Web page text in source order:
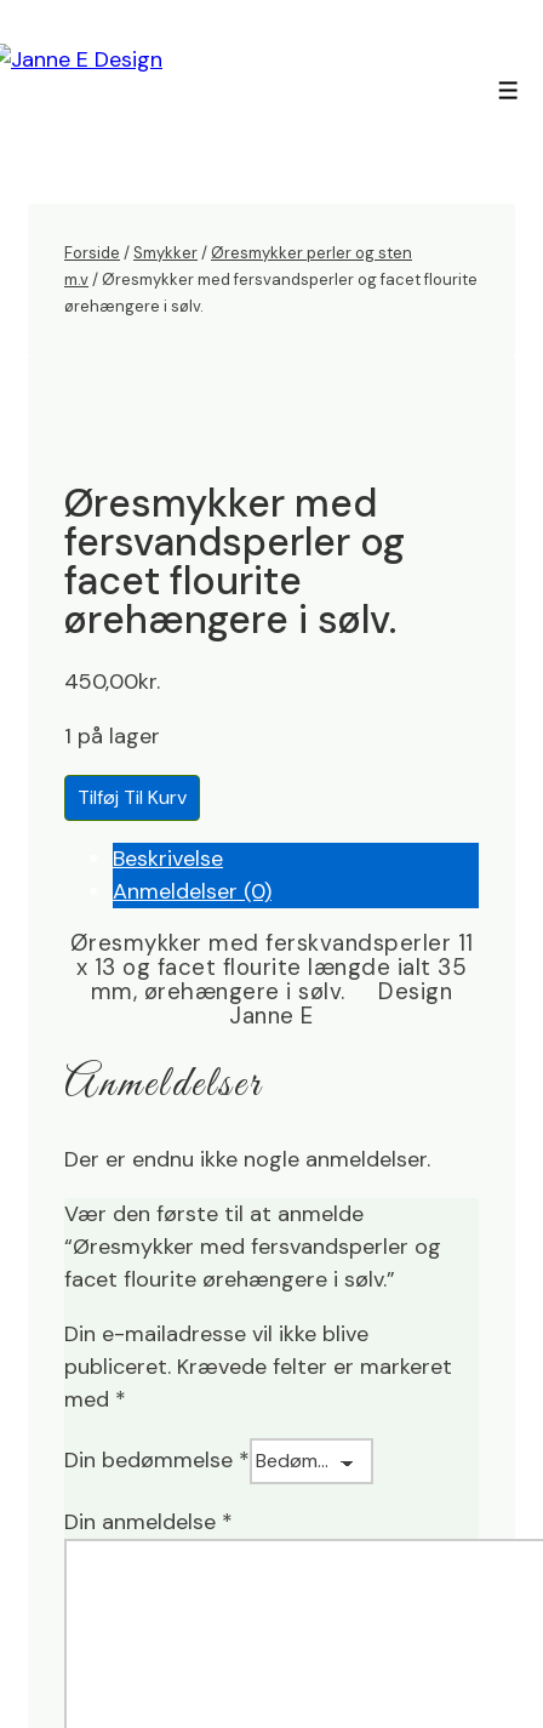
Hop
Forside / Smykker/ Øresmykker perler og sten
m.v/ Øresmykker med fersvandsperler og facet flourite
ørehængere i sølv.
Øresmykker med
fersvandsperler og
facet flourite
ørehængere i sølv.
450,00kr.
1 på lager
Øresmykker
med
fersvandsperler
flourite
ørehængere
antal
Tilføj Til Kurv
Beskrivelse
Anmeldelser (0)
Øresmykker med ferskvandsperler 11
x 13 og facet flourite længde ialt 35
mm, ørehængere i sølv. Design
Janne E
Anmeldelser
Der er endnu ikke nogle anmeldelser.
Vær den første til at anmelde
“Øresmykker med fersvandsperler og
facet flourite ørehængere i sølv.”
Din e-mailadresse vil ikke blive
publiceret. Krævede felter er markeret
med *
Din bedømmelse *
Din anmeldelse *